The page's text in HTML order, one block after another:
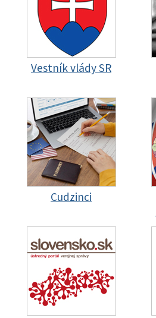
Vestník vlády SR
Cudzinci